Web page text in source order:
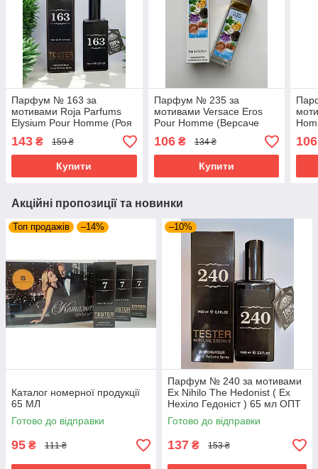
Парфум № 163 за
мотивами Roja Parfums
Elysium Pour Homme (Роя
143 ₴ 159 ₴
Купити
Парфум № 235 за
мотивами Versace Eros
Pour Homme (Версаче
Ерос Пур Хом) 40 мл ОПТ
106₴ 134 ₴
Купити
106
Акційні пропозиції та новинки
Топ продажів –14%
Каталог номерної продукції
65 МЛ
Готово до відправки
95 ₴ 111 ₴
–10%
Парфум № 240 за мотивами
Ex Nihilo The Hedonist ( Ех
Нехіло Гедоніст ) 65 мл ОПТ
Готово до відправки
137 ₴ 153 ₴